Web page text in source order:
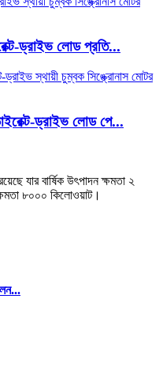
ড্রাইভ লোড প্রতি...
ড্রাইভ লোড পে...
যার বার্ষিক উৎপাদন ক্ষমতা ২
৮০০০ কিলোওয়াট।